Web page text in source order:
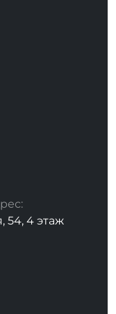
54, 4 этаж